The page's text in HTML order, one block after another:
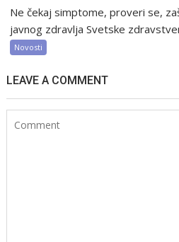
Ne čekaj simptome, proveri se,
javnog zdravlja Svetske
Novosti
LEAVE A COMMENT